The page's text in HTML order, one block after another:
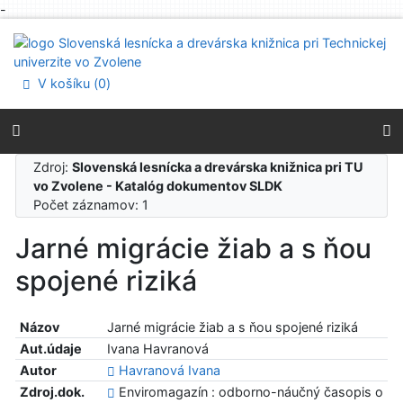
-
Prejsť na menu
Prehlásenie o webovej prístupnosti
V košíku (0)
Zdroj:Slovenská lesnícka a drevárska knižnica pri TU
vo Zvolene - Katalóg dokumentov SLDK
Počet záznamov: 1
Jarné migrácie žiab a s ňou
spojené riziká
Názov
Jarné migrácie žiab a s ňou spojené riziká
Aut.údaje
Ivana Havranová
Autor
Havranová Ivana
Zdroj.dok.
Enviromagazín : odborno-náučný časopis o